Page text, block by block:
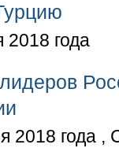
2018 года
2018 года ,